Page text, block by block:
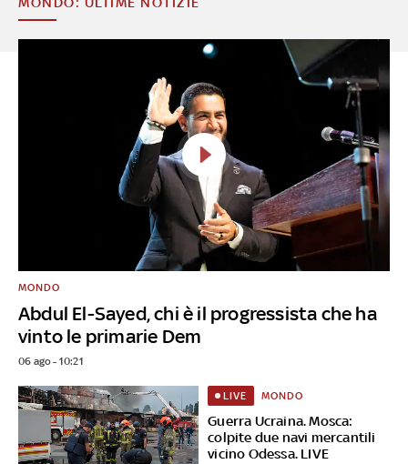
Abdul El-Sayed, chi è il progressista che ha
vinto le primarie Dem
MONDO
06 ago - 10:21
Guerra Ucraina. Mosca:
colpite due navi mercantili
vicino Odessa. LIVE
LIVE MONDO